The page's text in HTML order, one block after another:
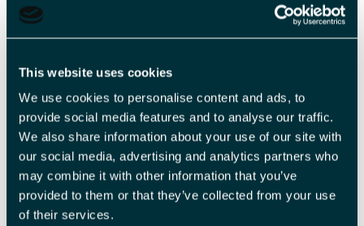
This website uses cookies
We use cookies to personalise content and ads, to
provide social media features and to analyse our traffic.
We also share information about your use of our site with
our social media, advertising and analytics partners who
may combine it with other information that you’ve
provided to them or that they’ve collected from your use
of their services.
E-postadresse
*